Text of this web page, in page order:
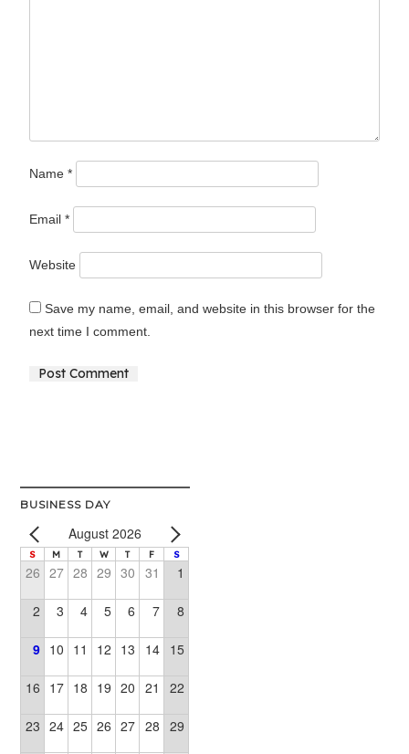
Name*
Email*
Website
Save my name, email, and website in this browser for the
next time I comment.
BUSINESS DAY
August 2026
S M T W T F S
26 27 28 29 30 31 1
2 3 4 5 6 7 8
9 10 11 12 13 14 15
16 17 18 19 20 21 22
23 24 25 26 27 28 29